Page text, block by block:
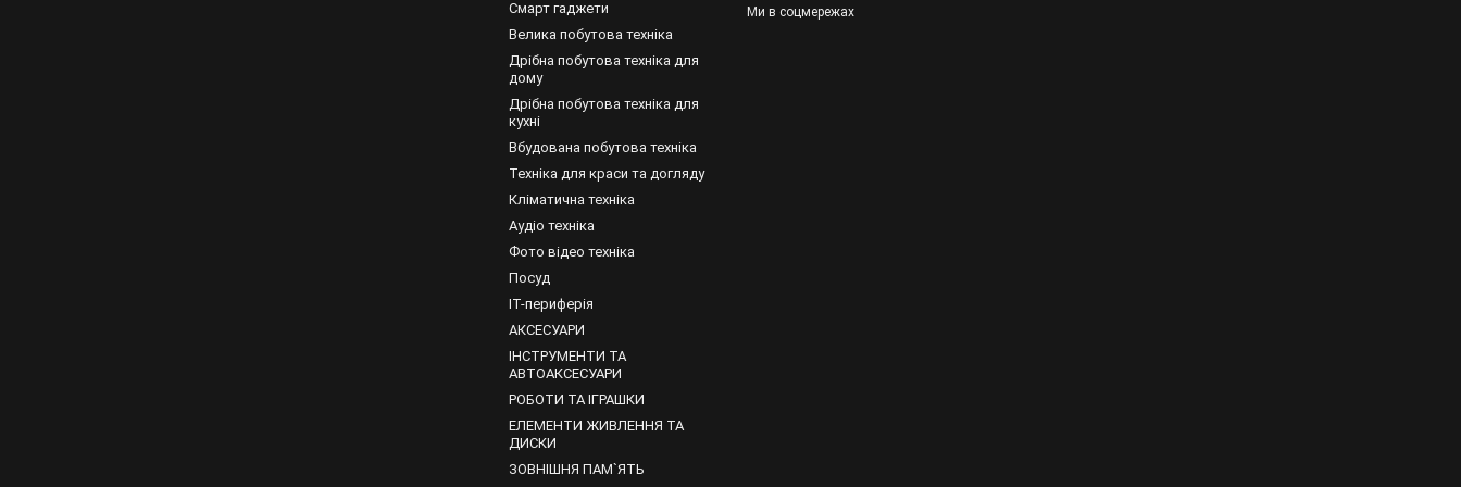
коли немає навантажень. Це значно економить ресурс всієї системи. Сама система практично безшумна при малих навантаженнях, і забезпечує
нормальний температурний режим. При функціонуванні шум незначний.
Якісну і надійну відеокарту, яка відтворить чітке і гарне зображення, можна придбати недорого, в нашому інтернет магазині.
Смарт гаджети
Велика побутова техніка
Дрібна побутова техніка для
дому
Дрібна побутова техніка для
кухні
Вбудована побутова техніка
Техніка для краси та догляду
Кліматична техніка
Аудіо техніка
Фото відео техніка
Посуд
IT-периферія
АКСЕСУАРИ
ІНСТРУМЕНТИ ТА
АВТОАКСЕСУАРИ
РОБОТИ ТА ІГРАШКИ
ЕЛЕМЕНТИ ЖИВЛЕННЯ ТА
ДИСКИ
ЗОВНІШНЯ ПАМ`ЯТЬ
Ми в соцмережах